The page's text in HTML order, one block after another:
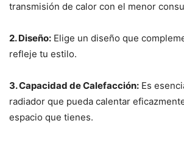
transmisión de calor con el menor
2. Diseño: Elige un diseño que
refleje tu estilo.
3. Capacidad de Calefacción: Es
radiador que pueda calentar
espacio que tienes.